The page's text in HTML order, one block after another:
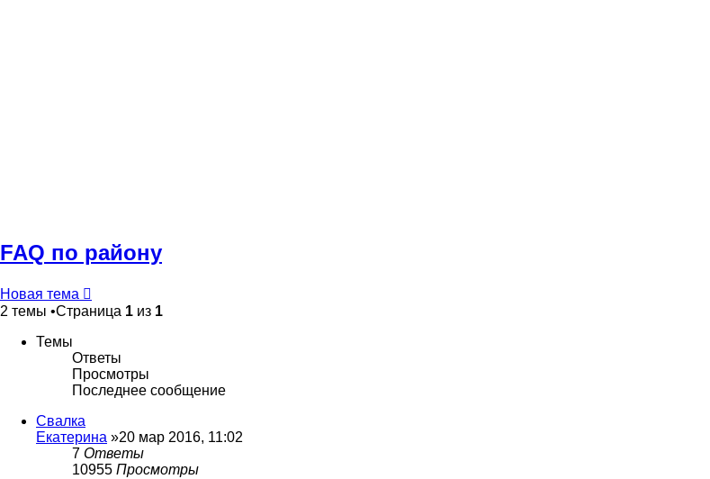
FAQ по району
Новая тема
2 темы •Страница 1 из 1
Темы
Ответы
Просмотры
Последнее сообщение
Свалка
Екатерина »20 мар 2016, 11:02
7 Ответы
10955 Просмотры